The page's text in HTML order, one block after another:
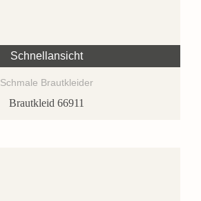
Schnellansicht
Schmale Brautkleider
Brautkleid 66911